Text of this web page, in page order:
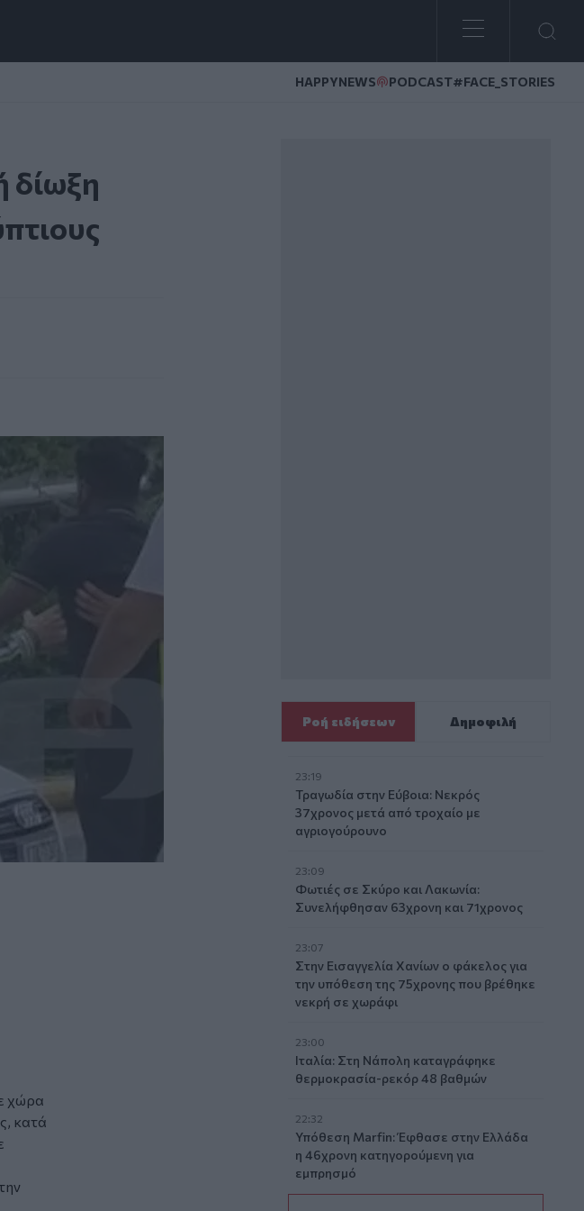
HAPPYNEWS PODCAST#FACE_STORIES
δίωξη
χώρα
κατά
Ροή ειδήσεων Δημοφιλή
23:19
Τραγωδία στην Εύβοια: Νεκρός
37χρονος μετά από τροχαίο με
αγριογούρουνο
23:09
Φωτιές σε Σκύρο και Λακωνία:
Συνελήφθησαν 63χρονη και 71χρονος
23:07
Στην Εισαγγελία Χανίων ο φάκελος για
την υπόθεση της 75χρονης που βρέθηκε
νεκρή σε χωράφι
23:00
Ιταλία: Στη Νάπολη καταγράφηκε
θερμοκρασία-ρεκόρ 48 βαθμών
22:32
Υπόθεση Marfin: Έφθασε στην Ελλάδα
η 46χρονη κατηγορούμενη για
εμπρησμό